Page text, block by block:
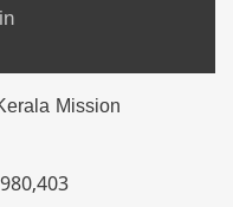
Mission
980,403